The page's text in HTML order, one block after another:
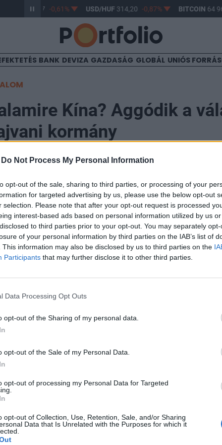
Do Not Process My Personal Information
opt-out of the sale, sharing to third parties, or processing of your
for targeted advertising by us, please use the below opt-out
selection. Please note that after your opt-out request is processed
interest-based ads based on personal information utilized by us
to third parties prior to your opt-out. You may separately
of your personal information by third parties on the IAB’s list of
This information may also be disclosed by us to third parties on the
Participants that may further disclose it to other third parties.
Data Processing Opt Outs
opt-out of the Sharing of my personal data.
opt-out of the Sale of my Personal Data.
opt-out of processing my Personal Data for Targeted
opt-out of Collection, Use, Retention, Sale, and/or Sharing
Data that Is Unrelated with the Purposes for which it
363,17 -0,61% USD/HUF 314,20 -0,87% BITCOIN64
BANK DEVIZA GAZDASÁG GLOBÁL UNIÓS
Kína? Aggódik a
kormány
Kína esetleges beavatkozásától tart a közelgő januári
megismert belbiztonsági jelentések szerint
platformokon vagy csoportos
illegálisan olyan jelölteket, akik
igényeket.
a választásokat, Tajvan korábban nem közölt
portfolio.hu hírarchívumához tartozik, melynek olvasása
tartalmazza:
cikkarchívum